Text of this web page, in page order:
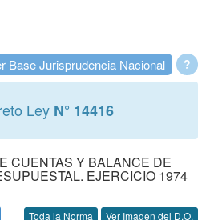
?
Base Jurisprudencia Nacional
Ley N° 14416
CUENTAS Y BALANCE DE
EJERCICIO 1974
Toda la Norma Ver Imagen del D.O.